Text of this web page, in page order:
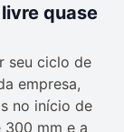
quase
seu ciclo de
empresa,
no início de
300 mm e a